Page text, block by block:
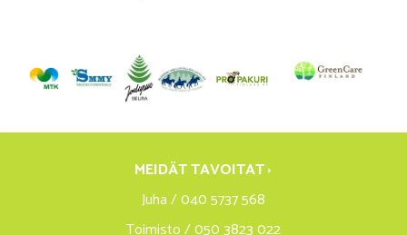
MEIDÄT TAVOITAT ›
Juha / 040 5737 568
Toimisto / 050 3823 022